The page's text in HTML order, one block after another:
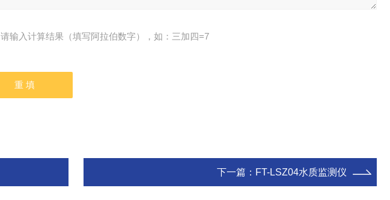
请输入计算结果（填写阿拉伯数字），如：三加四=7
下一篇： FT-LSZ04水质监测仪